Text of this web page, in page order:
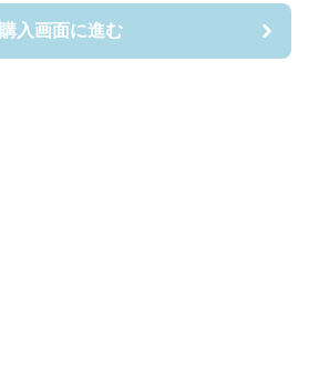
購入画面に進む
購入画面に進む